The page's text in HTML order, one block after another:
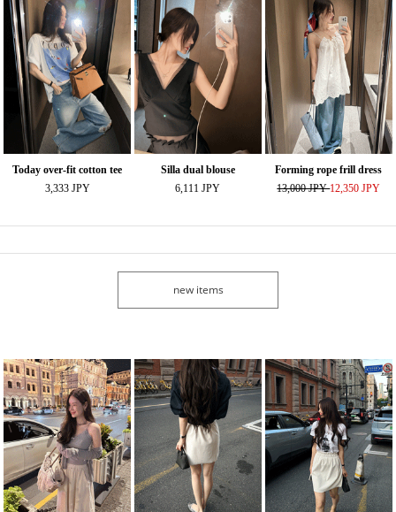
Today over-fit cotton tee
3,333 JPY
Silla dual blouse
6,111 JPY
Forming rope frill dress
13,000 JPY12,350 JPY
new items